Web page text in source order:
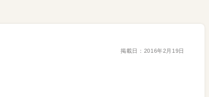
掲載日： 2016年2月19日